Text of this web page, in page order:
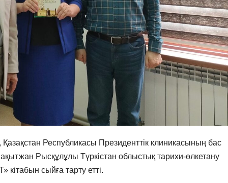
Республикасы Президенттік клиникасының бас
Рысқұлұлы Түркістан облыстық тарихи-өлкетану
сыйға тарту етті.